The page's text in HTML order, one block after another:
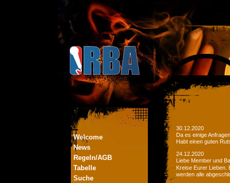
Welcome
News
Regeln/AGB
Tabelle
Suche
30.12.2020
Da es einige
Habt einen guten
24.12.2020
Liebe Member und
Kreise Eurer Lieben.
werden alle